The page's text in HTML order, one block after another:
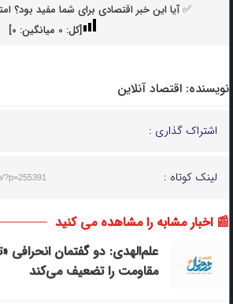
✅ آیا این خبر اقتصادی برای شما مفید بود؟
[کل: 0میانگین: 0
]
نویسنده: اقتصاد آنلاین
اشتراک گذاری :
لینک کوتاه : ?p=255391
📰 اخبار مشابه را مشاهده می کنید
علم‌الهدی: دو گفتمان انحرافی
مقاومت را تضعیف می‌کند